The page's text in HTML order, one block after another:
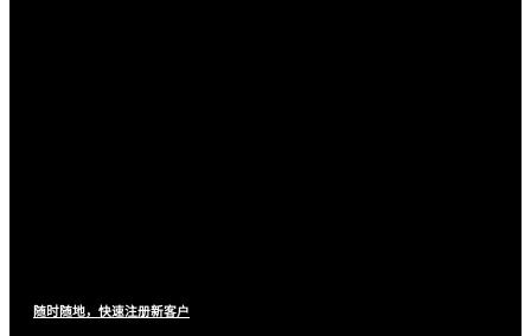
随时随地，快速注册新客户